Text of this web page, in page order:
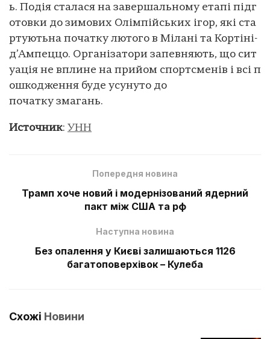
ь. Подія сталася на завершальному етапі підг
отовки до зимових Олімпійських ігор, які ста
ртуютьна початку лютого в Мілані та Кортіні-
д’Ампеццо. Організатори запевняють, що сит
уація не вплине на прийом спортсменів і всі п
ошкодження буде усунуто до
початку змагань.
Источник: УНН
Попередня новина
Трамп хоче новий і модернізований ядерний
пакт між США та рф
Наступна новина
Без опалення у Києві залишаються 1126
багатоповерхівок – Кулеба
Схожі Новини